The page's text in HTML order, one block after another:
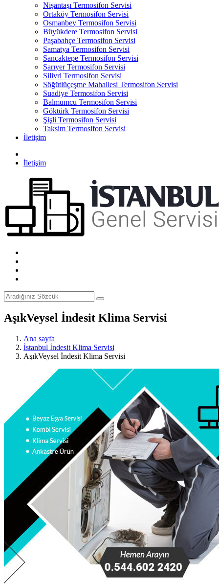
Nişantaşı Termosifon Servisi
Ortaköy Termosifon Servisi
Osmanbey Termosifon Servisi
Büyükdere Termosifon Servisi
Paşabahçe Termosifon Servisi
Samatya Termosifon Servisi
Sancaktepe Termosifon Servisi
Sarıyer Termosifon Servisi
Silivri Termosifon Servisi
Söğütlüçeşme Mahallesi Termosifon Servisi
Suadiye Termosifon Servisi
Balmumcu Termosifon Servisi
Göktürk Termosifon Servisi
Şişli Termosifon Servisi
Taksim Termosifon Servisi
İletişim
İletişim
AşıkVeysel İndesit Klima Servisi
Ana sayfa
İstanbul İndesit Klima Servisi
AşıkVeysel İndesit Klima Servisi